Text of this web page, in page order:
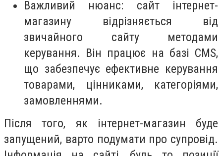
Важливий нюанс: сайт інтернет-
магазину відрізняється від
звичайного сайту методами
керування. Він працює на базі CMS,
що забезпечує ефективне керування
товарами, цінниками, категоріями,
замовленнями.
Після того, як інтернет-магазин буде
запущений, варто подумати про супровід.